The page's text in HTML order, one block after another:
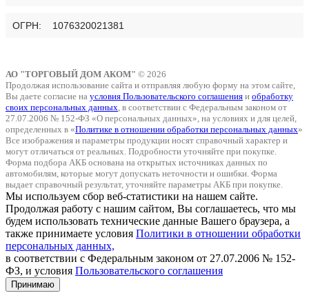
ОГРН: 1076320021381
АО "ТОРГОВЫЙ ДОМ АКОМ" © 2026
Продолжая использование сайта и отправляя любую форму на этом сайте,
Вы даете согласие на условия Пользовательского соглашения и обработку
своих персональных данных , в соответствии с Федеральным законом от
27.07.2006 № 152-ФЗ «О персональных данных», на условиях и для целей,
определенных в «Политике в отношении обработки персональных данных»
Все изображения и параметры продукции носят справочный характер и
могут отличаться от реальных. Подробности уточняйте при покупке.
Форма подбора АКБ основана на открытых источниках данных по
автомобилям, которые могут допускать неточности и ошибки. Форма
выдает справочный результат, уточняйте параметры АКБ при покупке.
Мы используем сбор веб-статистики на нашем сайте.
Продолжая работу с нашим сайтом, Вы соглашаетесь, что мы
будем использовать технические данные Вашего браузера, а
также принимаете условия Политики в отношении обработки
персональных данных,
в соответствии с Федеральным законом от 27.07.2006 № 152-
ФЗ, и условия Пользовательского соглашения
Принимаю